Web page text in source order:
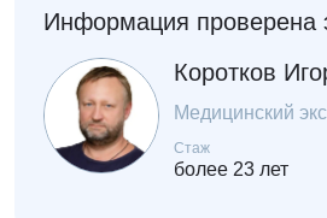
Информация проверена
Коротков
Медицинский
Стаж
более 23 лет